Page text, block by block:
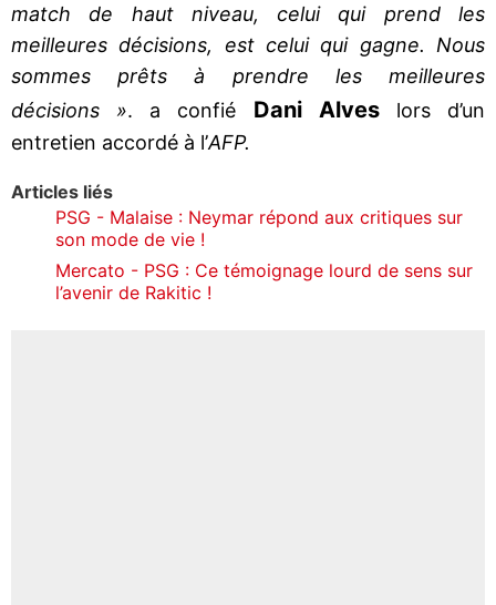
match de haut niveau, celui qui prend les
meilleures décisions, est celui qui gagne. Nous
sommes prêts à prendre les meilleures
décisions ». a confié Dani Alveslors d’un
entretien accordé à l’AFP.
Articles liés
PSG - Malaise : Neymar répond aux critiques sur
son mode de vie !
Mercato - PSG : Ce témoignage lourd de sens sur
l’avenir de Rakitic !